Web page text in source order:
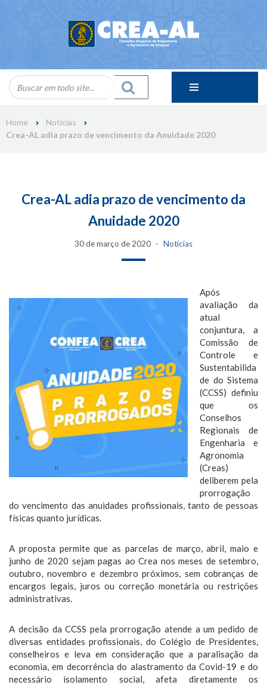
Home
Notícias
Crea-AL adia prazo de vencimento da Anuidade 2020
Crea-AL adia prazo de vencimento da
Anuidade 2020
30 de março de 2020 Notícias
Após
avaliação da
atual
conjuntura, a
Comissão de
Controle e
Sustentabilida
de do Sistema
(CCSS) definiu
que os
Conselhos
Regionais de
Engenharia e
Agronomia
(Creas)
deliberem pela
prorrogação
do vencimento das anuidades profissionais, tanto de pessoas
físicas quanto jurídicas.
A proposta permite que as parcelas de março, abril, maio e
junho de 2020 sejam pagas ao Crea nos meses de setembro,
outubro, novembro e dezembro próximos, sem cobranças de
encargos legais, juros ou correção monetária ou restrições
administrativas.
A decisão da CCSS pela prorrogação atende a um pedido de
diversas entidades profissionais, do Colégio de Presidentes,
conselheiros e leva em consideração que a paralisação da
economia, em decorrência do alastramento da Covid-19 e do
necessário isolamento social, afeta diretamente os